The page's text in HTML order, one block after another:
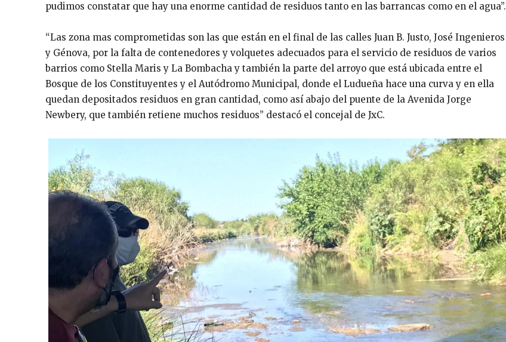
pudimos constatar que hay una enorme cantidad de residuos tanto en las barrancas como en el agua”.
“Las zona mas comprometidas son las que están en el final de las calles Juan B. Justo, José Ingenieros
y Génova, por la falta de contenedores y volquetes adecuados para el servicio de residuos de varios
barrios como Stella Maris y La Bombacha y también la parte del arroyo que está ubicada entre el
Bosque de los Constituyentes y el Autódromo Municipal, donde el Ludueña hace una curva y en ella
quedan depositados residuos en gran cantidad, como así abajo del puente de la Avenida Jorge
Newbery, que también retiene muchos residuos” destacó el concejal de JxC.